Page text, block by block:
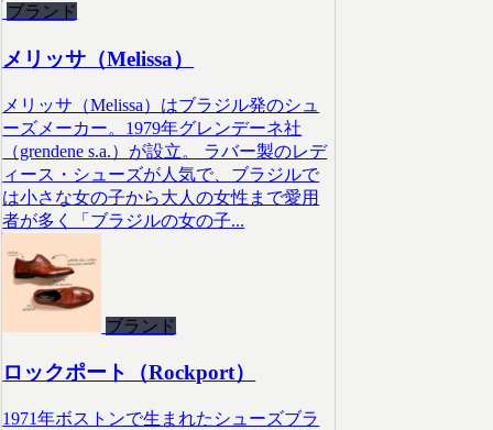
ブランド
メリッサ（Melissa）
メリッサ（Melissa）はブラジル発のシュ
ーズメーカー。1979年グレンデーネ社
（grendene s.a.）が設立。 ラバー製のレデ
ィース・シューズが人気で、ブラジルで
は小さな女の子から大人の女性まで愛用
者が多く「ブラジルの女の子...
ブランド
ロックポート（Rockport）
1971年ボストンで生まれたシューズブラ